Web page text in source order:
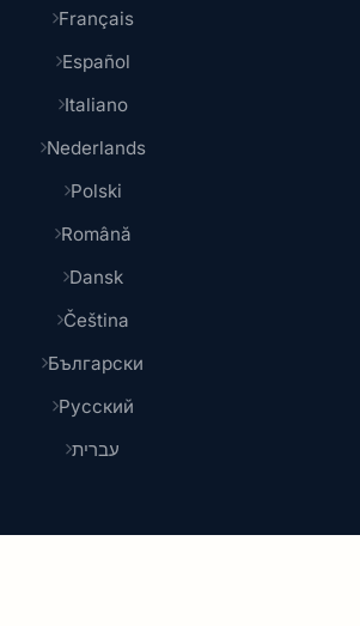
Français
Español
Italiano
Nederlands
Polski
Română
Dansk
Čeština
Български
Русский
עברית